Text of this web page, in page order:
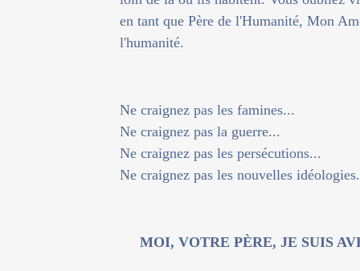
en tant que Père de l'Humanité, Mon
l'humanité.
Ne craignez pas les famines...
Ne craignez pas la guerre...
Ne craignez pas les persécutions...
Ne craignez pas les nouvelles
MOI, VOTRE PÈRE, JE SUIS